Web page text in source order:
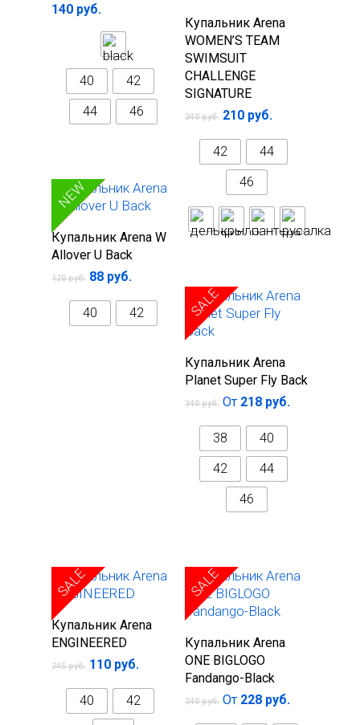
140 руб.
40
42
44
46
параметры
Купальник Arena
WOMEN’S TEAM
SWIMSUIT
CHALLENGE
SIGNATURE
240руб. 210 руб.
42
44
46
параметры
SALE
NEW
Купальник Arena W
Allover U Back
120руб. 88 руб.
40 42
параметры
SALE
Купальник Arena
Planet Super Fly Back
340руб. От 218 руб.
38
40
42
44
46
параметры
SALE
Купальник Arena
ENGINEERED
245руб. 110 руб.
40
42
параметры
SALE
Купальник Arena
ONE BIGLOGO
Fandango-Black
240руб. От 228 руб.